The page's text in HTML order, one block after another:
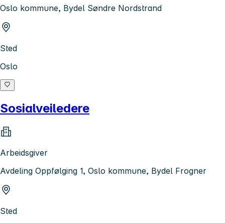
Oslo kommune, Bydel Søndre Nordstrand
Sted
Oslo
Sosialveiledere
Arbeidsgiver
Avdeling Oppfølging 1, Oslo kommune, Bydel Frogner
Sted